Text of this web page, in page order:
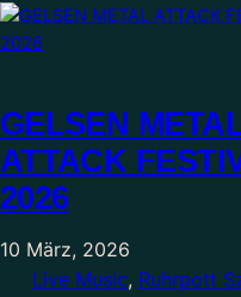
GELSEN
ATTACK
2026
10 März, 2026
Live Music, Ruhrpott